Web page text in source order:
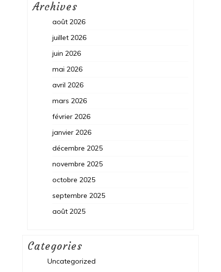
Archives
août 2026
juillet 2026
juin 2026
mai 2026
avril 2026
mars 2026
février 2026
janvier 2026
décembre 2025
novembre 2025
octobre 2025
septembre 2025
août 2025
Categories
Uncategorized